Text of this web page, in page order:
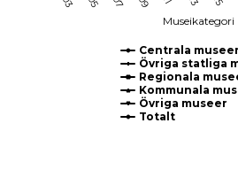
Museikategori
Centrala museer
Övriga statliga
Regionala
Kommunala
Övriga museer
Totalt